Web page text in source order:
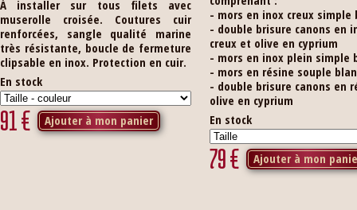
À installer sur tous filets avec
muserolle croisée. Coutures cuir
renforcées, sangle qualité marine
très résistante, boucle de fermeture
clipsable en inox. Protection en cuir.
En stock
91€ Ajouter à mon panier
- mors en inox creux simple
- double brisure canons en
creux et olive en cyprium
- mors en inox plein simple
- mors en résine souple
- double brisure canons en
olive en cyprium
En stock
79€ Ajouter à mon